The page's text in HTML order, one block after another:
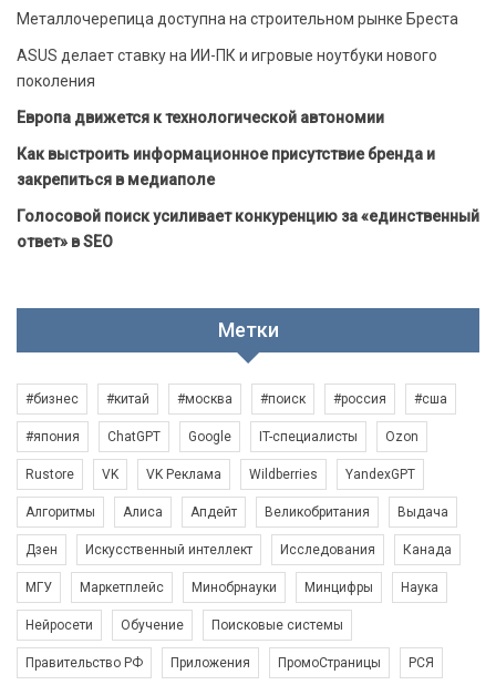
Металлочерепица доступна на строительном рынке Бреста
ASUS делает ставку на ИИ-ПК и игровые ноутбуки нового
поколения
Европа движется к технологической автономии
Как выстроить информационное присутствие бренда и
закрепиться в медиаполе
Голосовой поиск усиливает конкуренцию за «единственный
ответ» в SEO
Метки
#бизнес #китай #москва #поиск #россия #сша
#япония ChatGPT Google IT-специалисты Ozon
Rustore VK VK Реклама Wildberries YandexGPT
Алгоритмы Алиса Апдейт Великобритания Выдача
Дзен Искусственный интеллект Исследования Канада
МГУ Маркетплейс Минобрнауки Минцифры Наука
Нейросети Обучение Поисковые системы
Правительство РФ Приложения ПромоСтраницы РСЯ